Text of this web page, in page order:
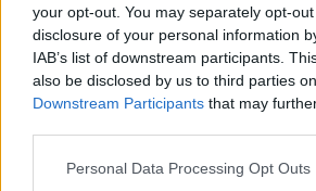
your opt-out. You may separately opt-
disclosure of your personal information
IAB’s list of downstream participants.
also be disclosed by us to third parties
Downstream Participants that may
Personal Data Processing Opt Outs
importante è che Cole sia
vogliono giocare, quindi il
momento importante“.
"Possono giocare insieme,